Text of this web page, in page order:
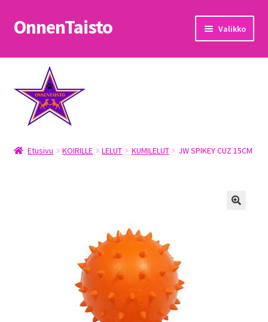
Siirry
navigointiin
Siirry
sisältöön
OnnenTaisto Valikko
Etusivu
Kassa
Oma tili
OnnenTaisto
Tietosuojaseloste
Etusivu KOIRILLE LELUT KUMILELUT JW SPIKEY CUZ 15CM